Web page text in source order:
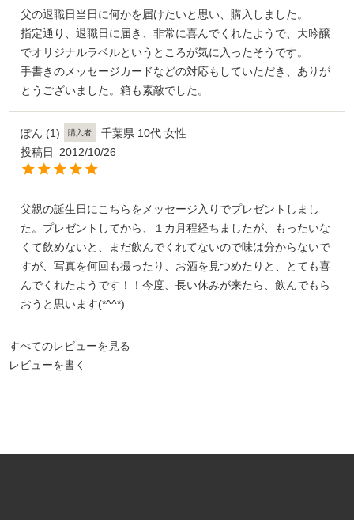
父の退職日当日に何かを届けたいと思い、購入しました。
指定通り、退職日に届き、非常に喜んでくれたようで、大吟醸
でオリジナルラベルというところが気に入ったそうです。
手書きのメッセージカードなどの対応もしていただき、ありが
とうございました。箱も素敵でした。
ぽん 1 購入者 千葉県 10代 女性
投稿日
2012/10/26
父親の誕生日にこちらをメッセージ入りでプレゼントしまし
た。プレゼントしてから、１カ月程経ちましたが、もったいな
くて飲めないと、まだ飲んでくれてないので味は分からないで
すが、写真を何回も撮ったり、お酒を見つめたりと、とても喜
んでくれたようです！！今度、長い休みが来たら、飲んでもら
おうと思います(*^^*)
すべてのレビューを見る
レビューを書く